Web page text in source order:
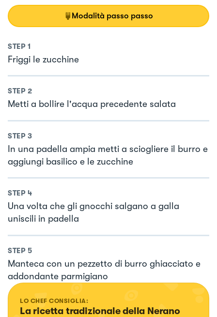
Modalità passo passo
STEP 1
Friggi le zucchine
STEP 2
Metti a bollire l'acqua precedente salata
STEP 3
In una padella ampia metti a sciogliere il burro e
aggiungi basilico e le zucchine
STEP 4
Una volta che gli gnocchi salgano a galla
uniscili in padella
STEP 5
Manteca con un pezzetto di burro ghiacciato e
addondante parmigiano
LO CHEF CONSIGLIA:
La ricetta tradizionale della Nerano